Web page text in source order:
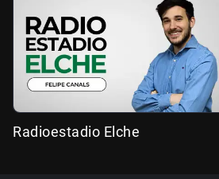
Radioestadio Elche